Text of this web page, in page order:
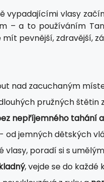
vypadajícími vlasy
– a to používáním
pevnější, zdravější,
nad zacuchaným
pružných štětin
nepříjemného tahání
od jemných dětských
vlasy, poradí si s
, vejde se do